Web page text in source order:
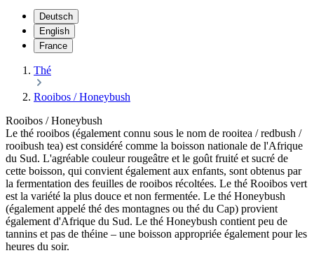
Deutsch
English
France
Thé
Rooibos / Honeybush
Rooibos / Honeybush
Le thé rooibos (également connu sous le nom de rooitea / redbush /
rooibush tea) est considéré comme la boisson nationale de l'Afrique
du Sud. L'agréable couleur rougeâtre et le goût fruité et sucré de
cette boisson, qui convient également aux enfants, sont obtenus par
la fermentation des feuilles de rooibos récoltées. Le thé Rooibos vert
est la variété la plus douce et non fermentée. Le thé Honeybush
(également appelé thé des montagnes ou thé du Cap) provient
également d'Afrique du Sud. Le thé Honeybush contient peu de
tannins et pas de théine – une boisson appropriée également pour les
heures du soir.